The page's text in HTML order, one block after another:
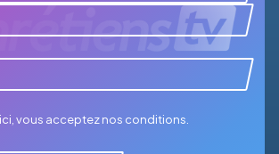
vous accepteznos conditions